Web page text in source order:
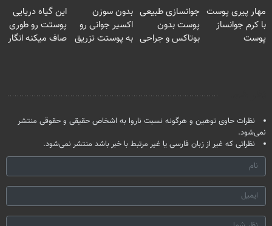
پاییزی
تخفیف سفارش
فوری)
مهار پیری پوست
با کرم جوانساز
پوست
جوانسازی طبیعی
پوست بدون
بوتاکس و جراحی
بدون سوزن
اکسیر جوانی رو
به پوستت تزریق
این گیاه دریایی
پوستت رو طوری
صاف میکنه انگار
نظرات حاوی توهین و هرگونه نسبت ناروا به اشخاص حقیقی و حقوقی منتشر
نمی‌شود.
نظراتی که غیر از زبان فارسی یا غیر مرتبط با خبر باشد منتشر نمی‌شود.